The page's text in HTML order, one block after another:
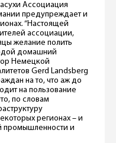
Ассоциация
предупреждает и
“Настоящей
ассоциации,
желание полить
домашний
Немецкой
Gerd Landsberg
на то, что аж до
на пользование
по словам
регионах – и
промышленности и